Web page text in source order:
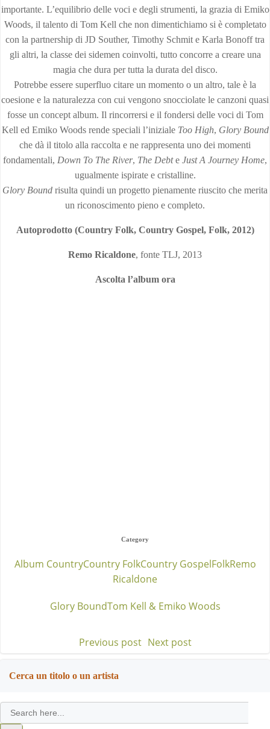
importante. L’equilibrio delle voci e degli strumenti, la grazia di Emiko
Woods, il talento di Tom Kell che non dimentichiamo si è completato
con la partnership di JD Souther, Timothy Schmit e Karla Bonoff tra
gli altri, la classe dei sidemen coinvolti, tutto concorre a creare una
magia che dura per tutta la durata del disco.
Potrebbe essere superfluo citare un momento o un altro, tale è la
coesione e la naturalezza con cui vengono snocciolate le canzoni quasi
fosse un concept album. Il rincorrersi e il fondersi delle voci di Tom
Kell ed Emiko Woods rende speciali l’iniziale Too High, Glory Bound
che dà il titolo alla raccolta e ne rappresenta uno dei momenti
fondamentali, Down To The River, The Debte Just A Journey Home,
ugualmente ispirate e cristalline.
Glory Bound risulta quindi un progetto pienamente riuscito che merita
un riconoscimento pieno e completo.
Autoprodotto (Country Folk, Country Gospel, Folk, 2012)
Remo Ricaldone, fonte TLJ, 2013
Ascolta l’album ora
Category
Album CountryCountry FolkCountry GospelFolkRemo
Ricaldone
Glory BoundTom Kell & Emiko Woods
Post
navigation
Previous post Post
Next post
Cerca un titolo o un artista
Search
for: